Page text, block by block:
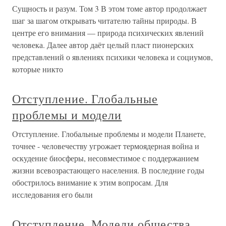
Сущность и разум. Том 3 В этом томе автор продолжает
шаг за шагом открывать читателю тайны природы. В
центре его внимания — природа психических явлений
человека. Далее автор даёт целый пласт пионерских
представлений о явлениях психики человека и социумов,
которые никто
Отступление. Глобальные
проблемы и модели
Отступление. Глобальные проблемы и модели Планете,
точнее - человечеству угрожает термоядерная война и
оскудение биосферы, несовместимое с поддержанием
жизни всевозрастающего населения. В последние годы
обострилось внимание к этим вопросам. Для
исследования его были